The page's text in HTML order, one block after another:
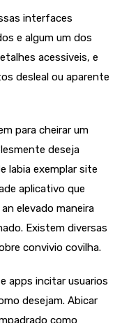
interfaces
e algum um dos
acessiveis, e
desleal ou aparente
para cheirar um
deseja
labia exemplar site
aplicativo que
elevado maneira
Existem diversas
convivio covilha.
apps incitar usuarios
desejam. Abicar
como